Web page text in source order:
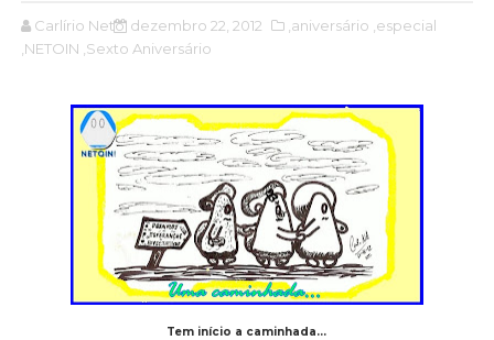
Carlírio Neto dezembro 22, 2012 ,aniversário ,especial
,NETOIN ,Sexto Aniversário
Tem início a caminhada...